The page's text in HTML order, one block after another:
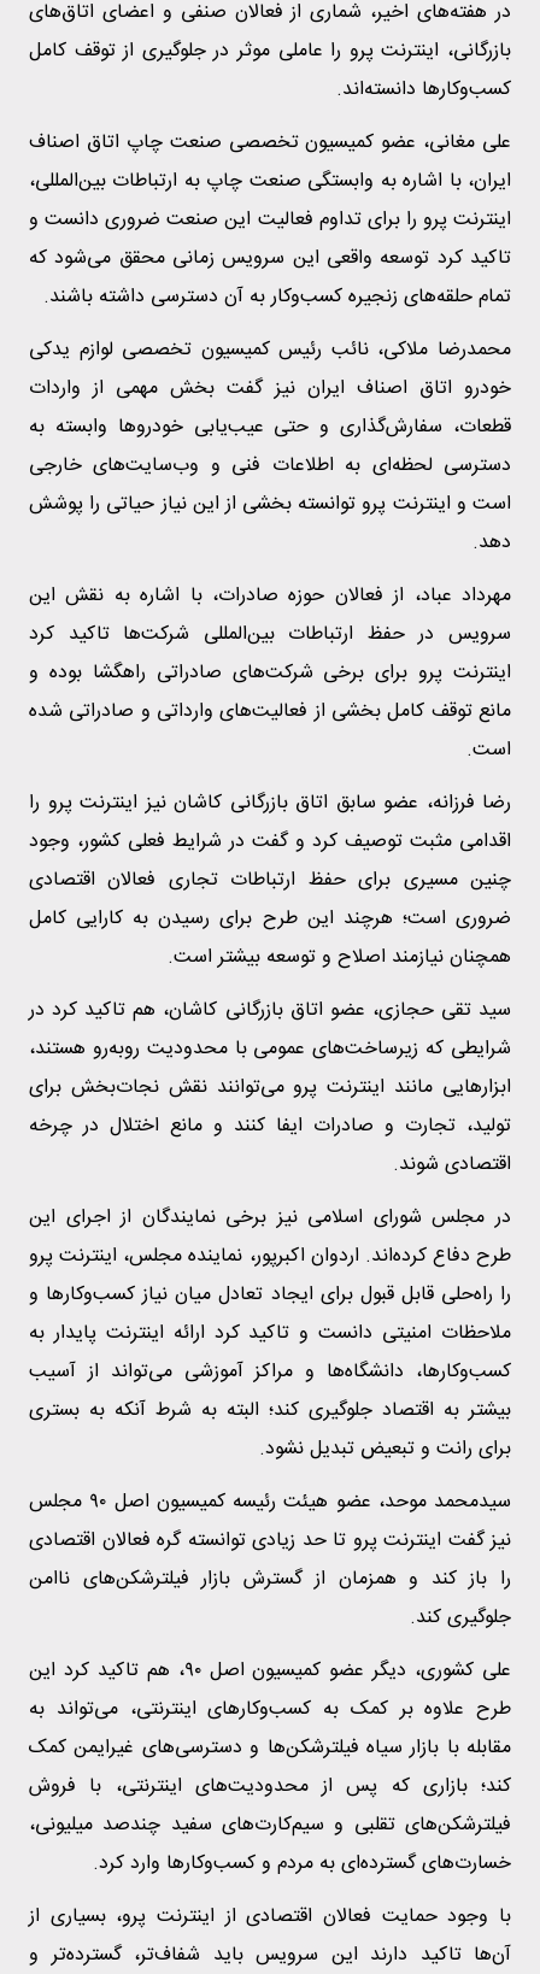
در هفته‌های اخیر، شماری از فعالان صنفی و اعضای اتاق‌های
بازرگانی، اینترنت پرو را عاملی موثر در جلوگیری از توقف کامل
کسب‌وکارها دانسته‌اند.
علی مغانی، عضو کمیسیون تخصصی صنعت چاپ اتاق اصناف
ایران، با اشاره به وابستگی صنعت چاپ به ارتباطات بین‌المللی،
اینترنت پرو را برای تداوم فعالیت این صنعت ضروری دانست و
تاکید کرد توسعه واقعی این سرویس زمانی محقق می‌شود که
تمام حلقه‌های زنجیره کسب‌وکار به آن دسترسی داشته باشند.
محمدرضا ملاکی، نائب رئیس کمیسیون تخصصی لوازم یدکی
خودرو اتاق اصناف ایران نیز گفت بخش مهمی از واردات
قطعات، سفارش‌گذاری و حتی عیب‌یابی خودروها وابسته به
دسترسی لحظه‌ای به اطلاعات فنی و وب‌سایت‌های خارجی
است و اینترنت پرو توانسته بخشی از این نیاز حیاتی را پوشش
دهد.
مهرداد عباد، از فعالان حوزه صادرات، با اشاره به نقش این
سرویس در حفظ ارتباطات بین‌المللی شرکت‌ها تاکید کرد
اینترنت پرو برای برخی شرکت‌های صادراتی راهگشا بوده و
مانع توقف کامل بخشی از فعالیت‌های وارداتی و صادراتی شده
است.
رضا فرزانه، عضو سابق اتاق بازرگانی کاشان نیز اینترنت پرو را
اقدامی مثبت توصیف کرد و گفت در شرایط فعلی کشور، وجود
چنین مسیری برای حفظ ارتباطات تجاری فعالان اقتصادی
ضروری است؛ هرچند این طرح برای رسیدن به کارایی کامل
همچنان نیازمند اصلاح و توسعه بیشتر است.
سید تقی حجازی، عضو اتاق بازرگانی کاشان، هم تاکید کرد در
شرایطی که زیرساخت‌های عمومی با محدودیت روبه‌رو هستند،
ابزارهایی مانند اینترنت پرو می‌توانند نقش نجات‌بخش برای
تولید، تجارت و صادرات ایفا کنند و مانع اختلال در چرخه
اقتصادی شوند.
در مجلس شورای اسلامی نیز برخی نمایندگان از اجرای این
طرح دفاع کرده‌اند. اردوان اکبرپور، نماینده مجلس، اینترنت پرو
را راه‌حلی قابل قبول برای ایجاد تعادل میان نیاز کسب‌وکارها و
ملاحظات امنیتی دانست و تاکید کرد ارائه اینترنت پایدار به
کسب‌وکارها، دانشگاه‌ها و مراکز آموزشی می‌تواند از آسیب
بیشتر به اقتصاد جلوگیری کند؛ البته به شرط آنکه به بستری
برای رانت و تبعیض تبدیل نشود.
سیدمحمد موحد، عضو هیئت رئیسه کمیسیون اصل ۹۰ مجلس
نیز گفت اینترنت پرو تا حد زیادی توانسته گره فعالان اقتصادی
را باز کند و همزمان از گسترش بازار فیلترشکن‌های ناامن
جلوگیری کند.
علی کشوری، دیگر عضو کمیسیون اصل ۹۰، هم تاکید کرد این
طرح علاوه بر کمک به کسب‌وکارهای اینترنتی، می‌تواند به
مقابله با بازار سیاه فیلترشکن‌ها و دسترسی‌های غیرایمن کمک
کند؛ بازاری که پس از محدودیت‌های اینترنتی، با فروش
فیلترشکن‌های تقلبی و سیم‌کارت‌های سفید چندصد میلیونی،
خسارت‌های گسترده‌ای به مردم و کسب‌وکارها وارد کرد.
با وجود حمایت فعالان اقتصادی از اینترنت پرو، بسیاری از
آن‌ها تاکید دارند این سرویس باید شفاف‌تر، گسترده‌تر و